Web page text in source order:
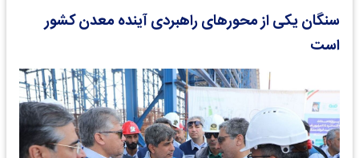
سنگان یکی از محورهای راهبردی آینده معدن کشور
است